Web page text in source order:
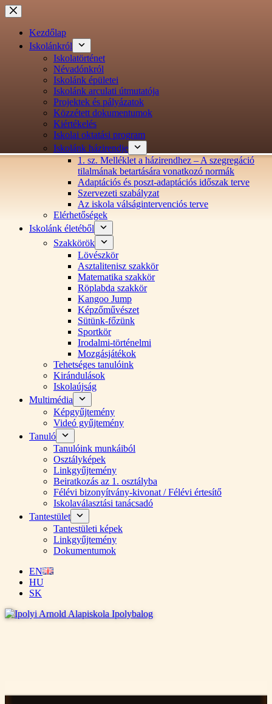
Ugrás
a
tartalomraKezdőlap
Iskolánkról
Iskolatörténet
Névadónkról
Iskolánk épületei
Iskolánk arculati útmutatója
Projektek és pályázatok
Közzétett dokumentumok
Kiértékelés
Iskolai oktatási program
Iskolánk házirendje
1. sz. Melléklet a házirendhez – A szegregáció
tilalmának betartására vonatkozó normák
Adaptációs és poszt-adaptációs időszak terve
Szervezeti szabályzat
Az iskola válságintervenciós terve
Elérhetőségek
Iskolánk életéből
Szakkörök
Lövészkör
Asztalitenisz szakkör
Matematika szakkör
Röplabda szakkör
Kangoo Jump
Képzőművészet
Sütünk-főzünk
Sportkör
Irodalmi-történelmi
Mozgásjátékok
Tehetséges tanulóink
Kirándulások
Iskolaújság
Multimédia
Képgyűjtemény
Videó gyűjtemény
Tanuló
Tanulóink munkáiból
Osztályképek
Linkgyűjtemény
Beiratkozás az 1. osztályba
Félévi bizonyítvány-kivonat / Félévi értesítő
Iskolaválasztási tanácsadó
Tantestület
Tantestületi képek
Linkgyűjtemény
Dokumentumok
EN
HU
SK